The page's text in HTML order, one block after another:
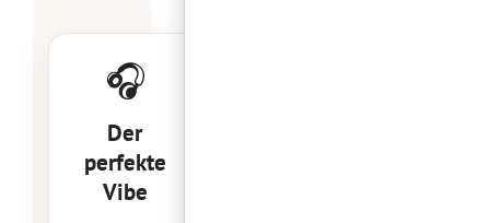
🎧
Der
perfekte
Vibe